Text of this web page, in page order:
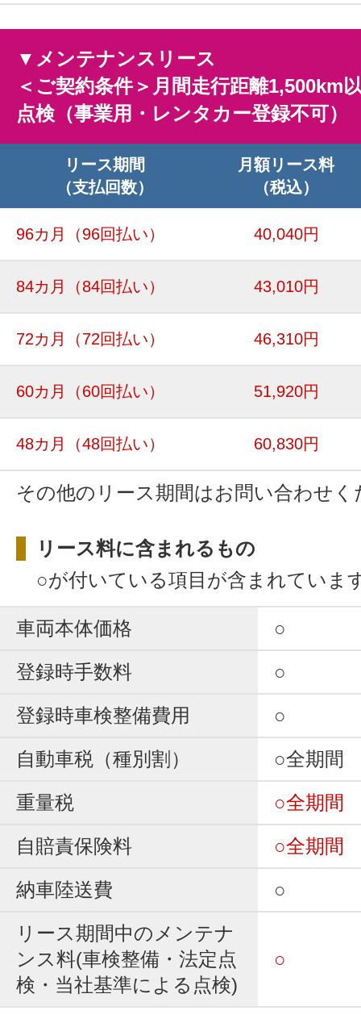
▼メンテナンスリース
＜ご契約条件＞月間走行距離1,500km
点検（事業用・レンタカー登録不可）
リース期間
（支払回数）
月額リース料
（税込）
96カ月 （96回払い） 40,040円
84カ月 （84回払い） 43,010円
72カ月 （72回払い） 46,310円
60カ月 （60回払い） 51,920円
48カ月 （48回払い） 60,830円
その他のリース期間はお問い合わせく
リース料に含まれるもの
○が付いている項目が含まれていま
車両本体価格
○
登録時手数料
○
登録時車検整備費用
○
自動車税（種別割）
○全期間
重量税
○全期間
自賠責保険料
○全期間
納車陸送費
○
リース期間中のメンテナ
ンス料(車検整備・法定点
検・当社基準による点検)
○